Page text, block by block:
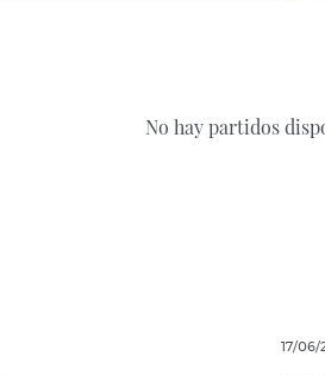
No hay partidos
17/06/